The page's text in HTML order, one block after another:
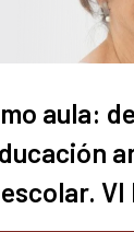
aula: